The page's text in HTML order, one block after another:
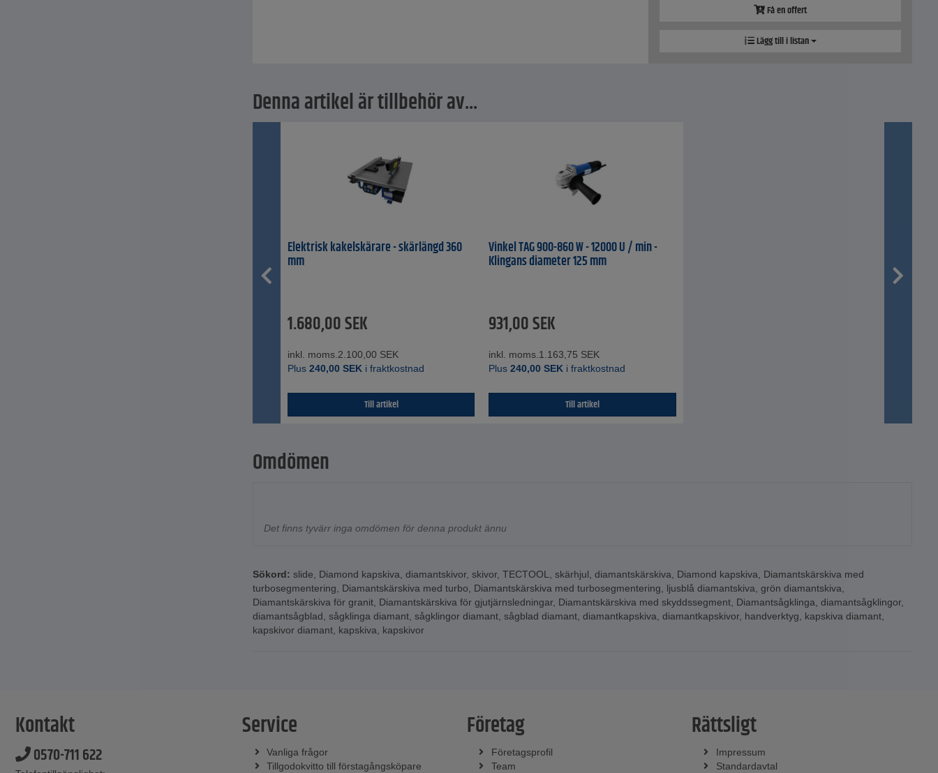
Få en offert
Lägg till i listan
Denna artikel är tillbehör av...
Elektrisk kakelskärare - skärlängd 360
mm
1.680,00SEK
inkl. moms. 2.100,00 SEK
Plus 240,00 SEK i fraktkostnad
Till artikel
Vinkel TAG 900-860 W - 12000 U / min -
Klingans diameter 125 mm
931,00SEK
inkl. moms. 1.163,75 SEK
Plus240,00 SEK i fraktkostnad
Till artikel
Omdömen
Det finns tyvärr inga omdömen för denna produkt ännu
Sökord: slide Diamond kapskiva diamantskivor, skivor, TECTOOL skärhjul diamantskärskiva Diamond kapskiva
Diamantskärskiva med
turbosegmentering
Diamantskärskiva med turbo Diamantskärskiva med turbosegmentering ljusblå diamantskiva grön diamantskiva
Diamantskärskiva för granit Diamantskärskiva för gjutjärnsledningar, Diamantskärskiva med skyddssegment Diamantsågklinga diamantsågklingor,
diamantsågblad sågklinga diamant sågklingor diamant sågblad diamant diamantkapskiva diamantkapskivor, handverktyg kapskiva diamant
kapskivor diamant kapskiva kapskivor
Kontakt
0570-711 622
Service
Vanliga frågor
Tillgodokvitto till förstagångsköpare
Företag
Företagsprofil
Team
Rättsligt
Impressum
Standardavtal